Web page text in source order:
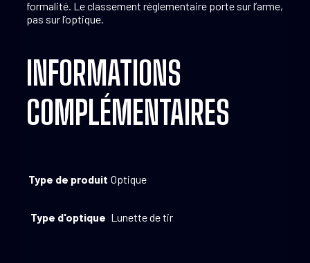
formalité. Le classement réglementaire porte sur l’arme,
pas sur l’optique.
INFORMATIONS
COMPLÉMENTAIRES
Type de produit Optique
Type d'optique Lunette de tir